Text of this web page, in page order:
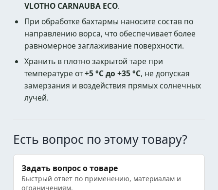
VLOTHO CARNAUBA ECO.
При обработке бахтармы наносите состав по
направлению ворса, что обеспечивает более
равномерное заглаживание поверхности.
Хранить в плотно закрытой таре при
температуре от+5 °C до +35 °C, не допуская
замерзания и воздействия прямых солнечных
лучей.
Есть вопрос по этому товару?
Задать вопрос о товаре
Быстрый ответ по применению, материалам и
ограничениям.